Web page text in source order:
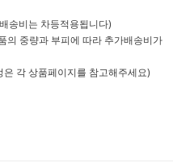
송비는 차등적용됩니다)
의 중량과 부피에 따라 추가배송비가
각 상품페이지를 참고해주세요)